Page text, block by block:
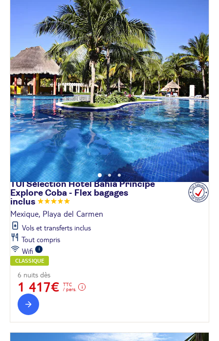
TUI Sélection Hôtel Bahia Principe
Explore Coba - Flex bagages
inclus
Mexique, Playa del Carmen
Vols et transferts inclus
Tout compris
Wifi
CLASSIQUE
6 nuits dès
1 417€
TTC
/ pers.